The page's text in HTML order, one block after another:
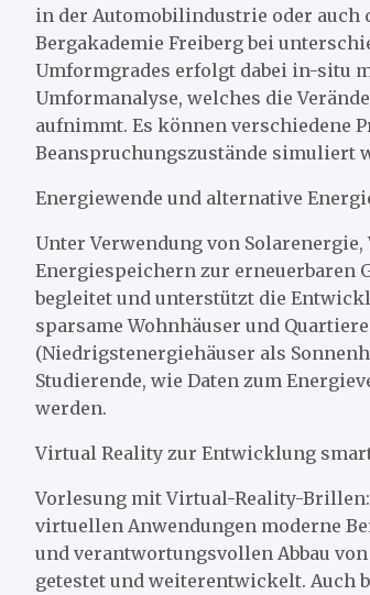
in der Automobilindustrie oder auch
Bergakademie Freiberg bei
Umformgrades erfolgt dabei in-situ
Umformanalyse, welches die
aufnimmt. Es können verschiedene
Beanspruchungszustände simuliert
Energiewende und alternative
Unter Verwendung von
Energiespeichern zur erneuerbaren
begleitet und unterstützt die
sparsame Wohnhäuser und
(Niedrigstenergiehäuser als
Studierende, wie Daten zum
werden.
Virtual Reality zur Entwicklung
Vorlesung mit Virtual-Reality-
virtuellen Anwendungen moderne
und verantwortungsvollen Abbau
getestet und weiterentwickelt. Auch